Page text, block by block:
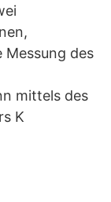
Messung des
mittels des
K